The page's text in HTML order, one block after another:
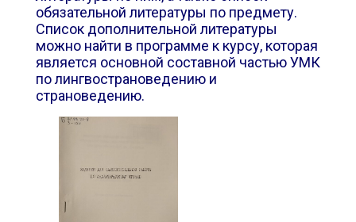
обязательной литературы по предмету.
Список дополнительной литературы
можно найти в программе к курсу, которая
является основной составной частью УМК
по лингвострановедению и
страноведению.